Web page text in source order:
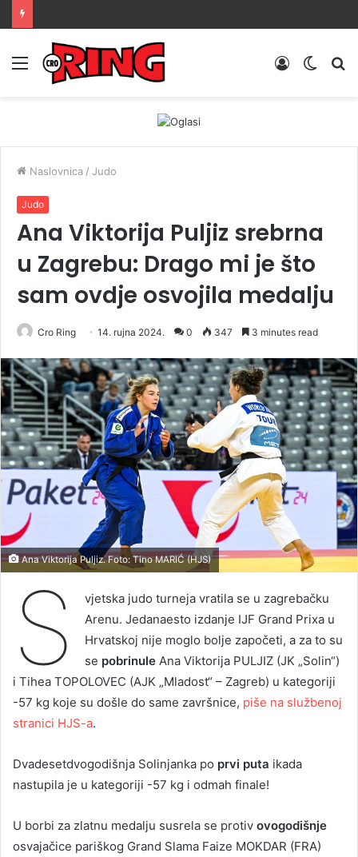
Menu
Switch
Prijava
Naslovnica / Judo
Judo
Ana Viktorija Puljiz srebrna
u Zagrebu: Drago mi je što
sam ovdje osvojila medalju
Cro Ring 14. rujna 2024. 0 347 3 minutes read
Ana Viktorija Puljiz. Foto: Tino MARIĆ (HJS)
S
vjetska judo turneja vratila se u zagrebačku
Arenu. Jedanaesto izdanje IJF Grand Prixa u
Hrvatskoj nije moglo bolje započeti, a za to su
se pobrinule Ana Viktorija PULJIZ (JK „Solin“)
i Tihea TOPOLOVEC (AJK „Mladost“ – Zagreb) u kategoriji
-57 kg koje su došle do same završnice, piše na službenoj
stranici HJS-a.
Dvadesetdvogodišnja Solinjanka po prvi puta ikada
nastupila je u kategoriji -57 kg i odmah finale!
U borbi za zlatnu medalju susrela se protiv ovogodišnje
osvajačice pariškog Grand Slama Faize MOKDAR (FRA)